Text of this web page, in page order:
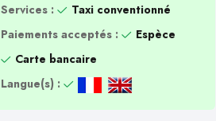
Services :
Taxi conventionné
Paiements acceptés :
Espèce
Carte bancaire
Langue(s) :